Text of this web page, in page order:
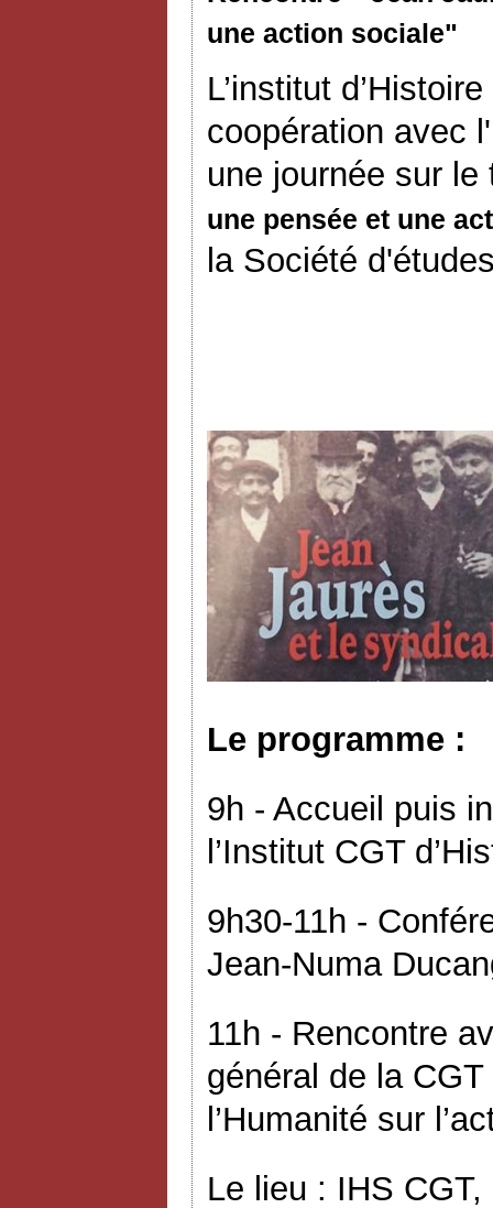
une action sociale"
L’institut
coopération avec
une journée sur le
une pensée et une
la Société
Le programme :
9h - Accueil puis
l’Institut CGT
9h30-11h -
Jean-Numa
11h - Rencontre
général de la
l’Humanité sur
Le lieu : IHS